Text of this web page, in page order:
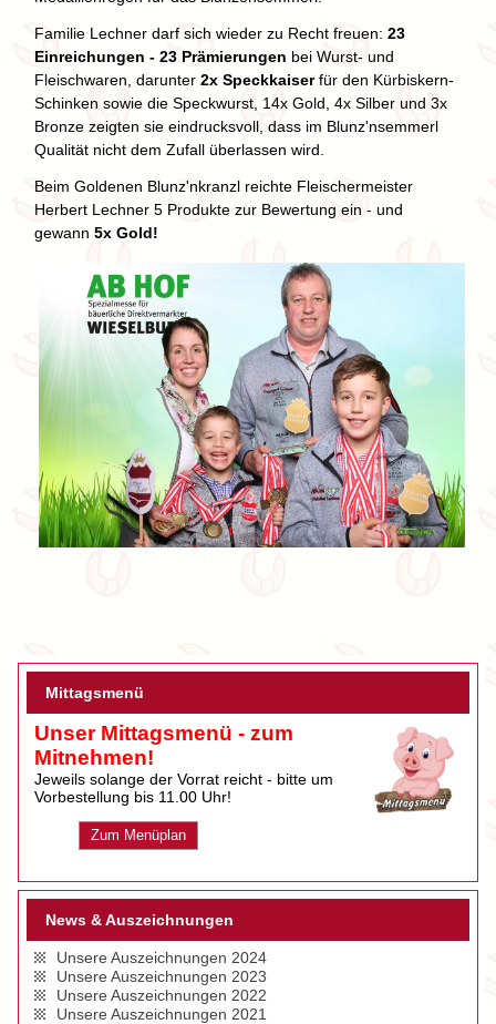
Familie Lechner darf sich wieder zu Recht freuen:23
Einreichungen - 23 Prämierungen bei Wurst- und
Fleischwaren, darunter2x Speckkaiserfür den Kürbiskern-
Schinken sowie die Speckwurst, 14x Gold, 4x Silber und 3x
Bronze zeigten sie eindrucksvoll, dass im Blunz'nsemmerl
Qualität nicht dem Zufall überlassen wird.
Beim Goldenen Blunz'nkranzl reichte Fleischermeister
Herbert Lechner 5 Produkte zur Bewertung ein - und
gewann5x Gold!
Mittagsmenü
Unser Mittagsmenü - zum
Mitnehmen!
Jeweils solange der Vorrat reicht - bitte um
Vorbestellung bis 11.00 Uhr!
Zum Menüplan
News & Auszeichnungen
Unsere Auszeichnungen 2024
Unsere Auszeichnungen 2023
Unsere Auszeichnungen 2022
Unsere Auszeichnungen 2021